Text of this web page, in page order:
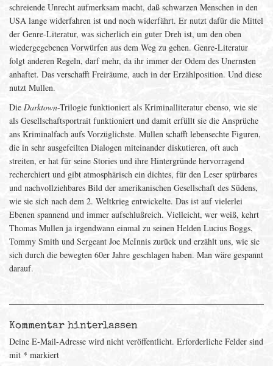
schreiende Unrecht aufmerksam macht, daß schwarzen Menschen in den
USA lange widerfahren ist und noch widerfährt. Er nutzt dafür die Mittel
der Genre-Literatur, was sicherlich ein guter Dreh ist, um den oben
wiedergegebenen Vorwürfen aus dem Weg zu gehen. Genre-Literatur
folgt anderen Regeln, darf mehr, da ihr immer der Odem des Unernsten
anhaftet. Das verschafft Freiräume, auch in der Erzählposition. Und diese
nutzt Mullen.
Die Darktown-Trilogie funktioniert als Kriminalliteratur ebenso, wie sie
als Gesellschaftsportrait funktioniert und damit erfüllt sie die Ansprüche
ans Kriminalfach aufs Vorzüglichste. Mullen schafft lebensechte Figuren,
die in sehr ausgefeilten Dialogen miteinander diskutieren, oft auch
streiten, er hat für seine Stories und ihre Hintergründe hervorragend
recherchiert und gibt atmosphärisch ein dichtes, für den Leser spürbares
und nachvollziehbares Bild der amerikanischen Gesellschaft des Südens,
wie sie sich nach dem 2. Weltkrieg entwickelte. Das ist auf vielerlei
Ebenen spannend und immer aufschlußreich. Vielleicht, wer weiß, kehrt
Thomas Mullen ja irgendwann einmal zu seinen Helden Lucius Boggs,
Tommy Smith und Sergeant Joe McInnis zurück und erzählt uns, wie sie
sich durch die bewegten 60er Jahre geschlagen haben. Man wäre gespannt
darauf.
Kommentar hinterlassen
Deine E-Mail-Adresse wird nicht veröffentlicht. Erforderliche Felder sind
mit * markiert